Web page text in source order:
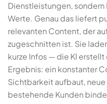
Dienstleistungen,
Werte. Genau das liefert
relevanten Content, der
zugeschnitten ist. Sie
kurze Infos — die KI
Ergebnis: ein konstanter
Sichtbarkeit aufbaut,
bestehende Kunden